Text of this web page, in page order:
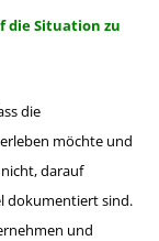
die Situation zu
die
möchte und
darauf
dokumentiert sind.
und